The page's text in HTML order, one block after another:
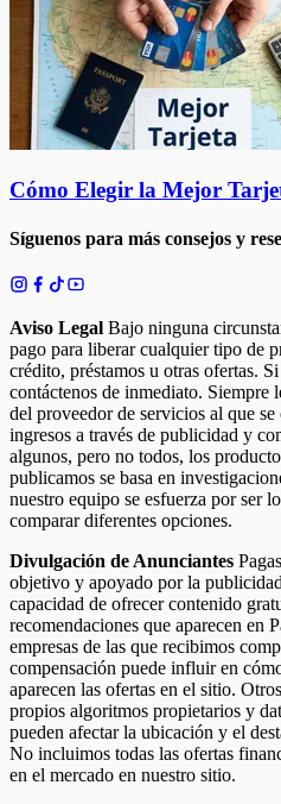
Cómo Elegir la Mejor
Síguenos para más consejos y
Aviso Legal Bajo ninguna
pago para liberar cualquier tipo de
crédito, préstamos u otras ofertas.
contáctenos de inmediato. Siempre
del proveedor de servicios al que se
ingresos a través de publicidad y
algunos, pero no todos, los
publicamos se basa en
nuestro equipo se esfuerza por ser
comparar diferentes opciones.
Divulgación de Anunciantes
objetivo y apoyado por la
capacidad de ofrecer contenido
recomendaciones que aparecen en
empresas de las que recibimos
compensación puede influir en
aparecen las ofertas en el sitio.
propios algoritmos propietarios y
pueden afectar la ubicación y el
No incluimos todas las ofertas
en el mercado en nuestro sitio.